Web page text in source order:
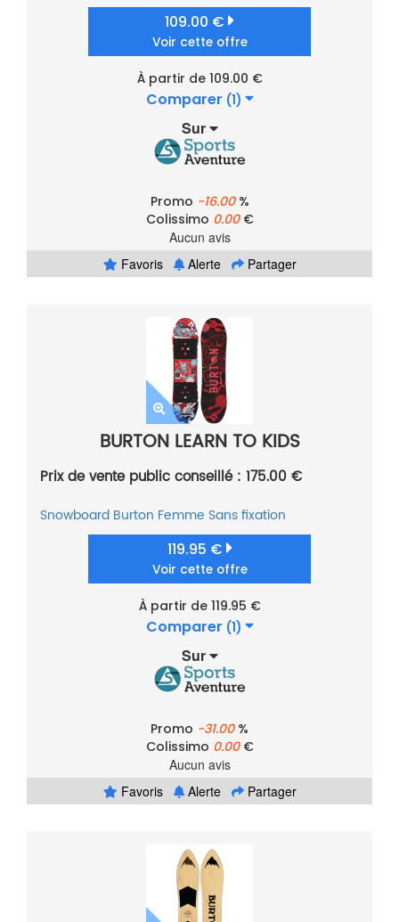
109.00 €
Voir cette offre
À partir de 109.00 €
Comparer (1)
Sur
Promo -16.00%
Colissimo 0.00€
Aucun avis
Favoris
Alerte Partager
BURTON LEARN TO KIDS
Prix de vente public conseillé : 175.00 €
Snowboard Burton Femme Sans fixation
119.95 €
Voir cette offre
À partir de 119.95 €
Comparer (1)
Sur
Promo -31.00%
Colissimo 0.00€
Aucun avis
Favoris
Alerte Partager